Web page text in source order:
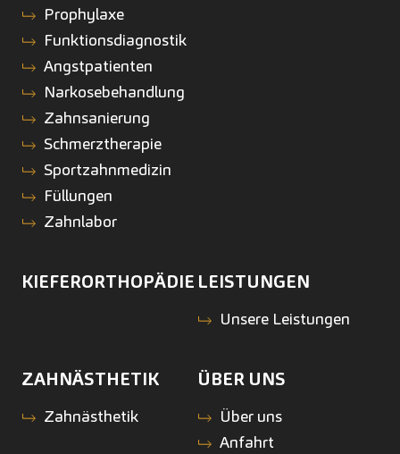
Prophylaxe
Funktionsdiagnostik
Angstpatienten
Narkosebehandlung
Zahnsanierung
Schmerztherapie
Sportzahnmedizin
Füllungen
Zahnlabor
KIEFERORTHOPÄDIE LEISTUNGEN
Unsere Leistungen
ZAHNÄSTHETIK
Zahnästhetik
ÜBER UNS
Über uns
Anfahrt